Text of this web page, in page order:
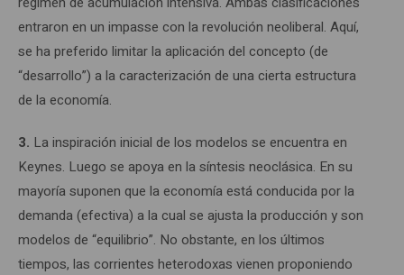
entraron en un impasse con la revolución neoliberal. Aquí,
se ha preferido limitar la aplicación del concepto (de
“desarrollo”) a la caracterización de una cierta estructura
de la economía.
3. La inspiración inicial de los modelos se encuentra en
Keynes. Luego se apoya en la síntesis neoclásica. En su
mayoría suponen que la economía está conducida por la
demanda (efectiva) a la cual se ajusta la producción y son
modelos de “equilibrio”. No obstante, en los últimos
tiempos, las corrientes heterodoxas vienen proponiendo